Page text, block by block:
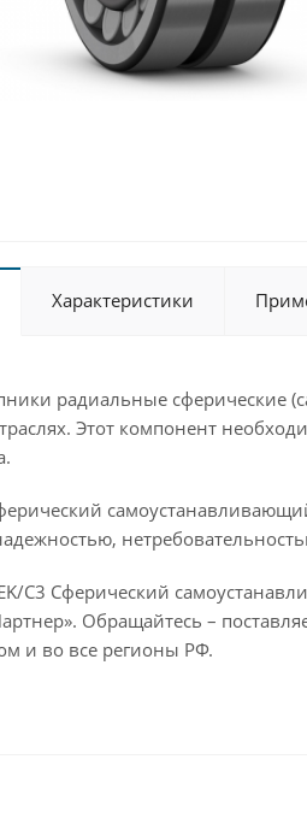
Характеристики
радиальные сферические
Этот компонент
C3 Сферический
Обращайтесь –
и во все регионы РФ.